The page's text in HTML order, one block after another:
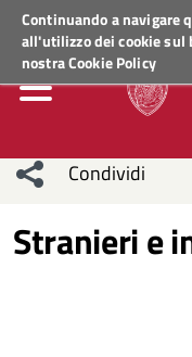
Continuando a navigare
all'utilizzo dei cookie sul
nostraCookie Policy
Regione VenetoACCEDI AI
Condividi
Condividi
Stranieri e